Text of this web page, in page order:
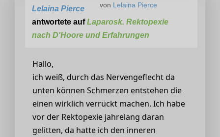
von Lelaina Pierce
Lelaina Pierce
antwortete aufLaparosk. Rektopexie
nach D'Hoore und Erfahrungen
Hallo,
ich weiß, durch das Nervengeflecht da
unten können Schmerzen entstehen die
einen wirklich verrückt machen. Ich habe
vor der Rektopexie jahrelang daran
gelitten, da hatte ich den inneren